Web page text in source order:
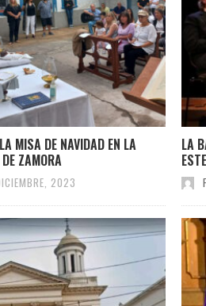
MISA DE NAVIDAD EN LA
ZAMORA
2023
LA